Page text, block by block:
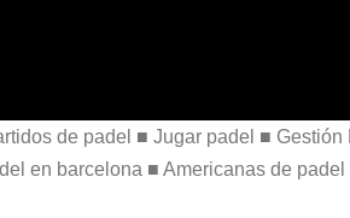
de padel ■ Jugar padel ■
en barcelona ■ Americanas de padel